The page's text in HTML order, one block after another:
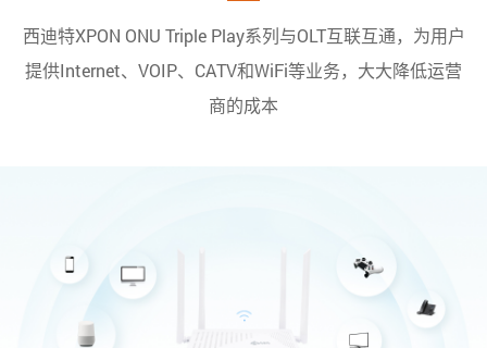
西迪特XPON ONU Triple Play系列与OLT互联互通，为用户
提供Internet、VOIP、CATV和WiFi等业务，大大降低运营
商的成本